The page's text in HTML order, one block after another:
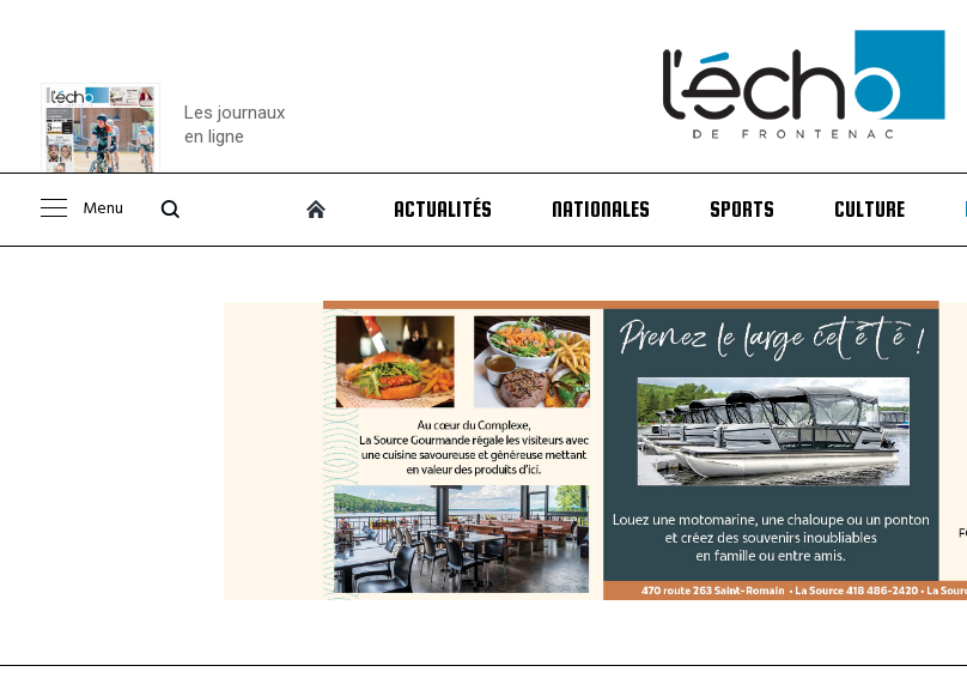
Consulter le
Les journaux
en ligne
Menu ACTUALITÉS NATIONALES SPORTS CULTURE